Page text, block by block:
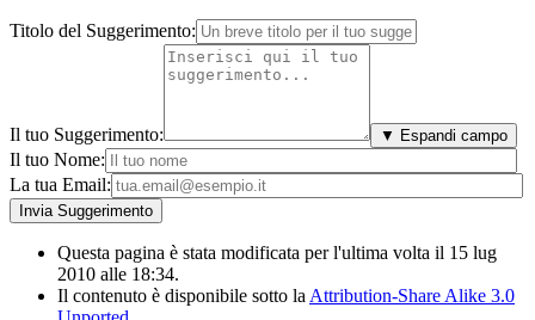
Titolo del Suggerimento:
Il tuo Suggerimento: ▼ Espandi campo
Il tuo Nome:
La tua Email:
Questa pagina è stata modificata per l'ultima volta il 15 lug
2010 alle 18:34.
Il contenuto è disponibile sotto la Attribution-Share Alike 3.0